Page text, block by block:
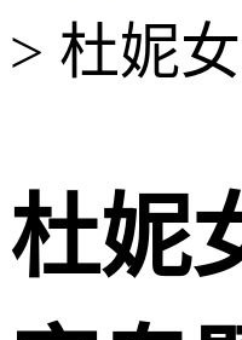
> 杜妮
杜妮